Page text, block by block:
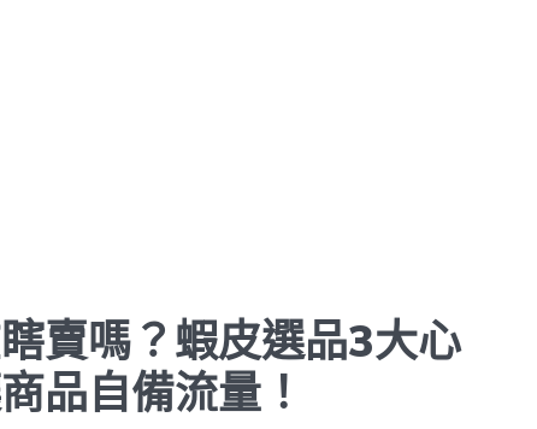
賣嗎？蝦皮選品3大心
品自備流量！